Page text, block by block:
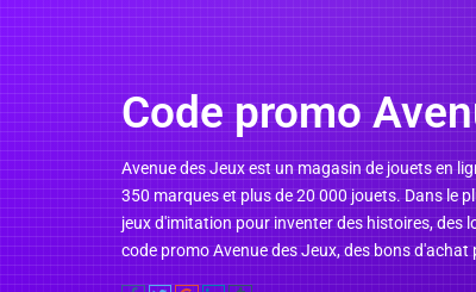
Code promo
Avenue des Jeux est un magasin de jouets en
350 marques et plus de 20 000 jouets. Dans le
jeux d'imitation pour inventer des histoires, des
code promo Avenue des Jeux, des bons